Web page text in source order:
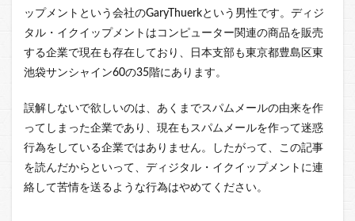
ップメントという会社のGaryThuerkという男性です。ディジ
タル・イクイップメントはコンピューター関連の商品を販売
する企業で現在も存在しており、日本支部も東京都豊島区東
池袋サンシャイン60の35階にあります。
誤解しないで欲しいのは、あくまでスパムメールの由来を作
ってしまった企業であり、現在もスパムメールを作って迷惑
行為をしている企業ではありません。したがって、この記事
を読んだからといって、ディジタル・イクイップメントに連
絡して苦情を送るような行為はやめてください。